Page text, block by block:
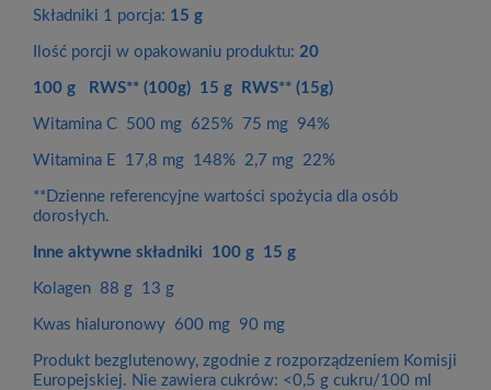
Składniki 1 porcja: 15 g
Ilość porcji w opakowaniu produktu: 20
100 g RWS** (100g) 15 g RWS** (15g)
Witamina C 500 mg 625% 75 mg 94%
Witamina E 17,8 mg 148% 2,7 mg 22%
**Dzienne referencyjne wartości spożycia dla osób
dorosłych.
Inne aktywne składniki 100 g 15 g
Kolagen 88 g 13 g
Kwas hialuronowy 600 mg 90 mg
Produkt bezglutenowy, zgodnie z rozporządzeniem Komisji
Europejskiej. Nie zawiera cukrów: <0,5 g cukru/100 ml